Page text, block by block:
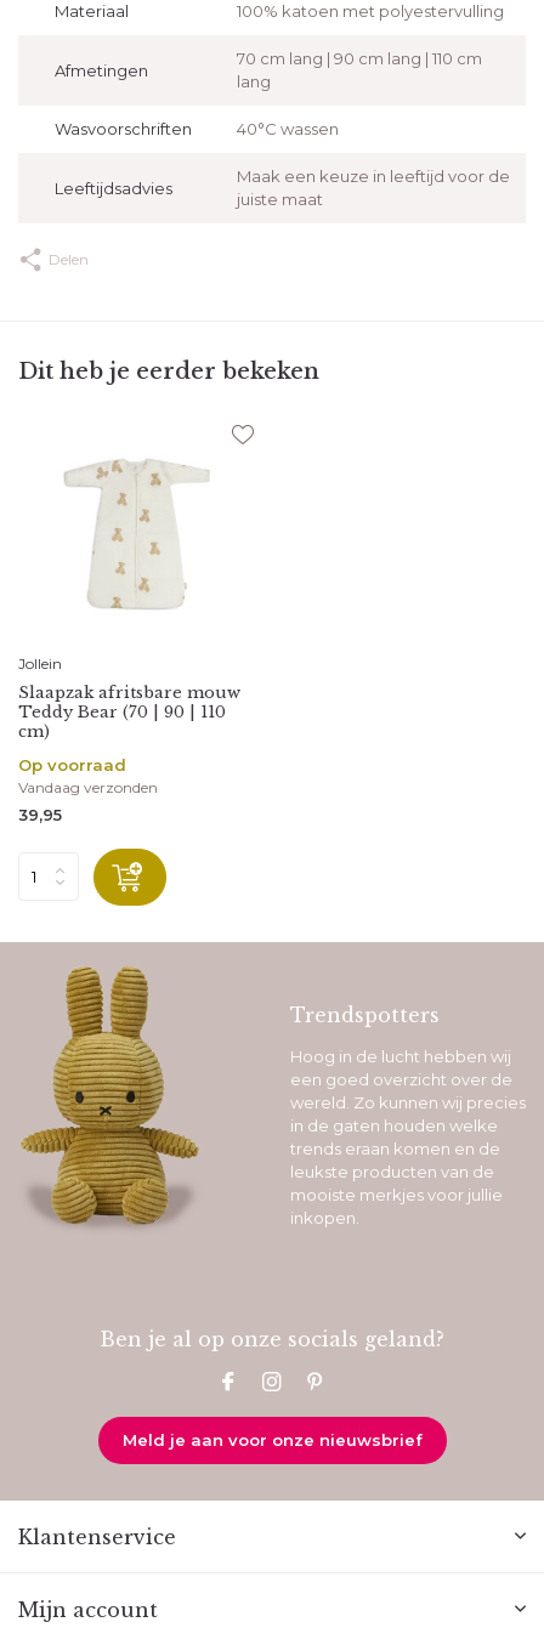
Materiaal 100% katoen met polyestervulling
Afmetingen
70 cm lang | 90 cm lang | 110 cm
lang
Wasvoorschriften 40°C wassen
Leeftijdsadvies
Maak een keuze in leeftijd voor de
juiste maat
Delen
Dit heb je eerder bekeken
Jollein
Slaapzak afritsbare mouw
Teddy Bear (70 | 90 | 110
cm)
Op voorraad
Vandaag verzonden
39,95
Trendspotters
Hoog in de lucht hebben wij
een goed overzicht over de
wereld. Zo kunnen wij precies
in de gaten houden welke
trends eraan komen en de
leukste producten van de
mooiste merkjes voor jullie
inkopen.
Ben je al op onze socials geland?
Meld je aan voor onze nieuwsbrief
Klantenservice
Mijn account